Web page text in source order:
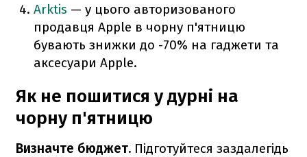
Arktis — у цього авторизованого
продавця Apple в чорну п'ятницю
бувають знижки до -70% на гаджети та
аксесуари Apple.
Як не пошитися у дурні на
чорну п'ятницю
Визначте бюджет. Підготуйтеся заздалегідь